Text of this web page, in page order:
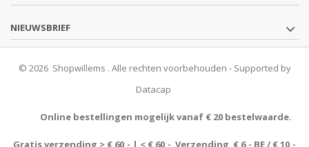
NIEUWSBRIEF
© 2026 Shopwillems . Alle rechten voorbehouden - Supported by
Datacap
Online bestellingen mogelijk vanaf € 20 bestelwaarde.
Gratis verzending > € 60,- | < € 60,- Verzending € 6,- BE / € 10,-